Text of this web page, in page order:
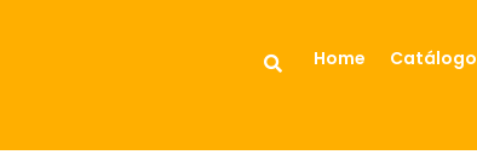
Home Catálogo